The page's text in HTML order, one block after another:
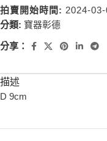
拍賣開始時間: 2024-
分類: 寶器彰德
分享：
描述
D 9cm